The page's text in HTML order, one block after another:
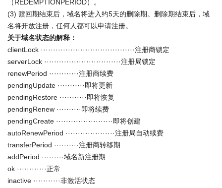
（REDEMPTIONPERIOD）。
(3) 赎回期结束后，域名将进入约5天的删除期。删除期结束后，域
名将开放注册，任何人都可以申请注册。
关于域名状态的解释：
clientLock ······································注册商锁定
serverLock ·······························注册局锁定
renewPeriod ············注册商续费
pendingUpdate ···········即将更新
pendingRestore ···········即将恢复
pendingRenew ··········即将续费
pendingCreate ·······················即将创建
autoRenewPeriod ····················注册局自动续费
transferPeriod ··········注册商转移期
addPeriod ·········域名新注册期
ok ············正常
inactive ···········非激活状态